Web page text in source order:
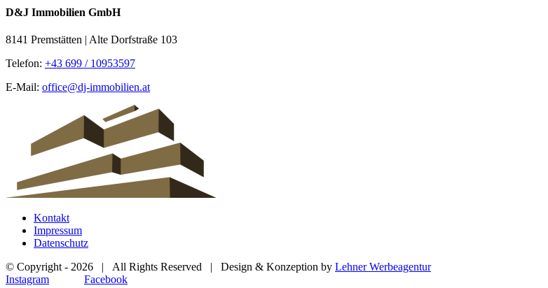
D&J Immobilien GmbH
8141 Premstätten | Alte Dorfstraße 103
Telefon: +43 699 / 10953597
E-Mail: office@dj-immobilien.at
Kontakt
Impressum
Datenschutz
© Copyright - 2026 | All Rights Reserved | Design & Konzeption by Lehner Werbeagentur
Instagram
Facebook